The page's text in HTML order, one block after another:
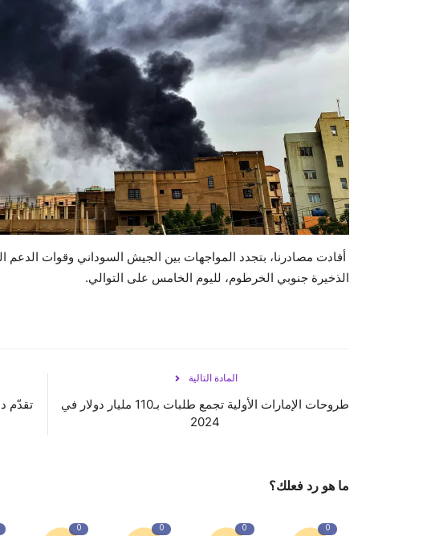
أفادت مصادرنا، بتجدد المواجهات بين الجيش السوداني وقوات
الذخيرة جنوبي الخرطوم، لليوم الخامس على التوالي.
تقدّم
المادة التالية
طروحات الإمارات الأولية تجمع طلبات بـ110 مليار دولار في
2024
ما هو رد فعلك؟
0
0
0
0